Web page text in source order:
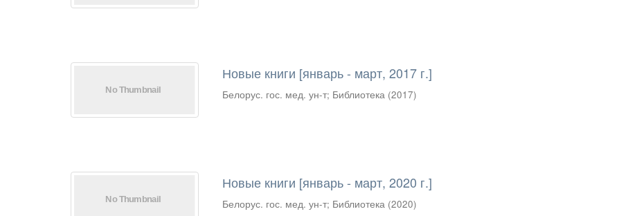
Новые книги [январь - март, 2017 г.]
Белорус. гос. мед. ун-т; Библиотека (2017)
Новые книги [январь - март, 2020 г.]
Белорус. гос. мед. ун-т; Библиотека (2020)